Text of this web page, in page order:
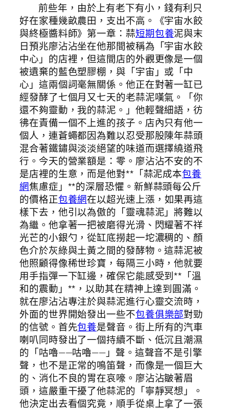
前些年，由於上有老下有小，錢有利只
好在家種幾畝農田，支出不高。《宇宙水餃
與終極醬料師》第一章：蒜短期包養泥與末
日預兆廖沾沾坐在他那間被稱為「宇宙水餃
中心」的店裡，但這間店的外觀更像是一個
被遺棄的藍色塑膠棚，與「宇宙」或「中
心」這兩個詞毫無關係。他正在對著一缸已
經發酵了七個月又七天的老蒜泥嘆氣。「你
還不夠靈動，我的蒜泥。」他輕聲細語，彷
彿在責備一個不上進的孩子。店內只有他一
個人，連蒼蠅都因為難以忍受那股陳年蒜頭
混合著鐵鏽與淡淡絕望的味道而選擇繞道飛
行。今天的營業額是：零。廖沾沾不安的不
是店裡的生意，而是他對**「蒜泥成本包養
網焦慮症」**的深層恐懼。新鮮蒜頭每公斤
的價格正包養網在以超光速上漲，如果再這
樣下去，他引以為傲的「靈魂蒜泥」將難以
為繼。他拿著一把被磨得光滑、閃耀著不祥
光芒的小銀勺，從缸底撈起一坨濃稠的、顏
色介於灰綠與土黃之間的發酵物。這蒜泥被
他照顧得像稀世珍寶，每隔三小時，他就要
用手指彈一下缸邊，確保它能感受到**「溫
和的震動」**，以助其在精神上達到圓滿。
就在廖沾沾專注於與蒜泥進行心靈交流時，
外面的世界開始發出一些不包養俱樂部對勁
的信號。首先包養是聲音。街上所有的汽車
喇叭同時發出了一個持續不斷、低沉且潮濕
的「咕嚕——咕嚕——」聲。這聲音不是引擎
聲，也不是正常的鳴笛聲，而像是一個巨大
的、消化不良的胃在哀嚎。廖沾沾皺著眉
頭，這嚴重干擾了他蒜泥的「寧靜冥想」。
他決定出去看個究竟，順手從桌上拿了一張